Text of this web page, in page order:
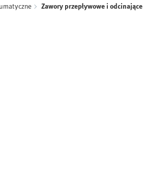
Zawory przepływowe i odcinające